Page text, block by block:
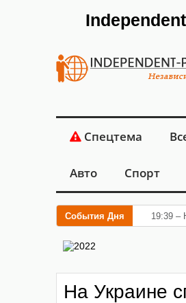
Спецтема
Авто Спорт
События Дня 19:39 –
На Украине